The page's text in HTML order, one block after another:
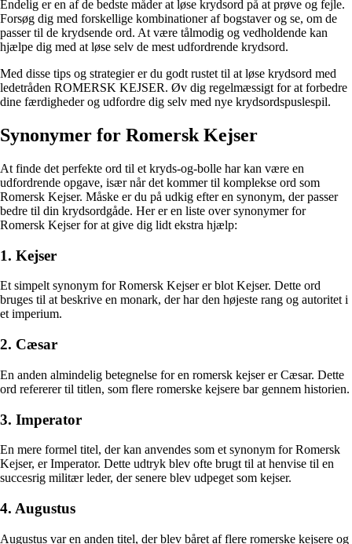
Endelig er en af de bedste måder at løse krydsord på at prøve og fejle.
Forsøg dig med forskellige kombinationer af bogstaver og se, om de
passer til de krydsende ord. At være tålmodig og vedholdende kan
hjælpe dig med at løse selv de mest udfordrende krydsord.
Med disse tips og strategier er du godt rustet til at løse krydsord med
ledetråden ROMERSK KEJSER. Øv dig regelmæssigt for at forbedre
dine færdigheder og udfordre dig selv med nye krydsordspuslespil.
Synonymer for Romersk Kejser
At finde det perfekte ord til et kryds-og-bolle har kan være en
udfordrende opgave, især når det kommer til komplekse ord som
Romersk Kejser. Måske er du på udkig efter en synonym, der passer
bedre til din krydsordgåde. Her er en liste over synonymer for
Romersk Kejser for at give dig lidt ekstra hjælp:
1. Kejser
Et simpelt synonym for Romersk Kejser er blot Kejser. Dette ord
bruges til at beskrive en monark, der har den højeste rang og autoritet i
et imperium.
2. Cæsar
En anden almindelig betegnelse for en romersk kejser er Cæsar. Dette
ord refererer til titlen, som flere romerske kejsere bar gennem historien.
3. Imperator
En mere formel titel, der kan anvendes som et synonym for Romersk
Kejser, er Imperator. Dette udtryk blev ofte brugt til at henvise til en
succesrig militær leder, der senere blev udpeget som kejser.
4. Augustus
Augustus var en anden titel, der blev båret af flere romerske kejsere og